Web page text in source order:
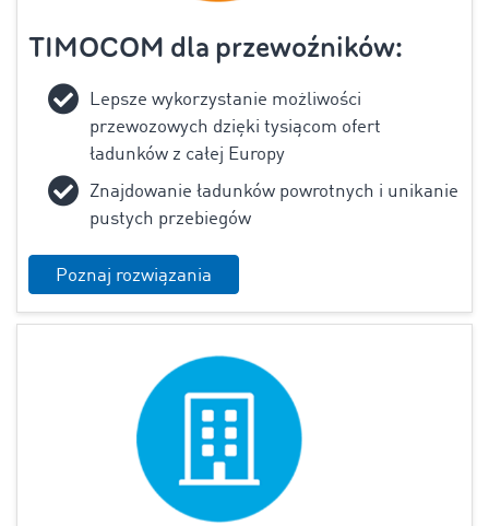
TIMOCOM dla przewoźników:
Lepsze wykorzystanie możliwości
przewozowych dzięki tysiącom ofert
ładunków z całej Europy
Znajdowanie ładunków powrotnych i unikanie
pustych przebiegów
Poznaj rozwiązania